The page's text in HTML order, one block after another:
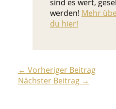
sind es wert,
werden! Mehr
du hier!
← Vorheriger Beitrag
Nächster Beitrag →